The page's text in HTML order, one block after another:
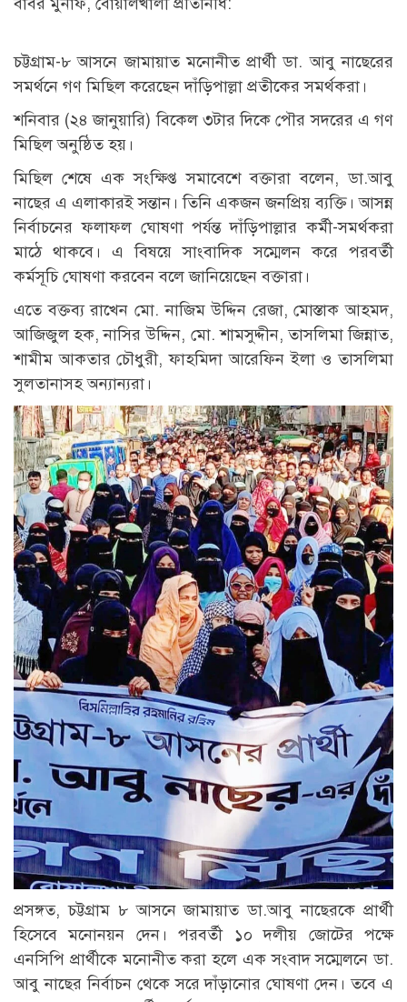
চট্টগ্রাম-৮ আসনে জামায়াত মনোনীত প্রার্থী ডা. আবু নাছেরের
সমর্থনে গণ মিছিল করেছেন দাঁড়িপাল্লা প্রতীকের সমর্থকরা।
শনিবার (২৪ জানুয়ারি) বিকেল ৩টার দিকে পৌর সদরের এ গণ
মিছিল অনুষ্ঠিত হয়।
মিছিল শেষে এক সংক্ষিপ্ত সমাবেশে বক্তারা বলেন, ডা.আবু
নাছের এ এলাকারই সন্তান। তিনি একজন জনপ্রিয় ব্যক্তি। আসন্ন
নির্বাচনের ফলাফল ঘোষণা পর্যন্ত দাঁড়িপাল্লার কর্মী-সমর্থকরা
মাঠে থাকবে। এ বিষয়ে সাংবাদিক সম্মেলন করে পরবর্তী
কর্মসূচি ঘোষণা করবেন বলে জানিয়েছেন বক্তারা।
এতে বক্তব্য রাখেন মো. নাজিম উদ্দিন রেজা, মোস্তাক আহমদ,
আজিজুল হক, নাসির উদ্দিন, মো. শামসুদ্দীন, তাসলিমা জিন্নাত,
শামীম আকতার চৌধুরী, ফাহমিদা আরেফিন ইলা ও তাসলিমা
সুলতানাসহ অন্যান্যরা।
প্রসঙ্গত, চট্টগ্রাম ৮ আসনে জামায়াত ডা.আবু নাছেরকে প্রার্থী
হিসেবে মনোনয়ন দেন। পরবর্তী ১০ দলীয় জোটের পক্ষে
এনসিপি প্রার্থীকে মনোনীত করা হলে এক সংবাদ সম্মেলনে ডা.
আবু নাছের নির্বাচন থেকে সরে দাঁড়ানোর ঘোষণা দেন। তবে এ